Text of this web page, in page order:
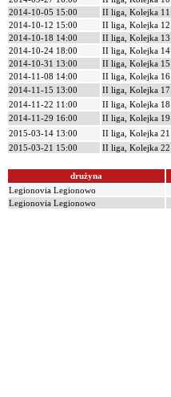
2014-10-05 15:00
II liga, Kolejka 11
2014-10-12 15:00
II liga, Kolejka 12
2014-10-18 14:00
II liga, Kolejka 13
2014-10-24 18:00
II liga, Kolejka 14
2014-10-31 13:00
II liga, Kolejka 15
2014-11-08 14:00
II liga, Kolejka 16
2014-11-15 13:00
II liga, Kolejka 17
2014-11-22 11:00
II liga, Kolejka 18
2014-11-29 16:00
II liga, Kolejka 19
2015-03-14 13:00
II liga, Kolejka 21
2015-03-21 15:00
II liga, Kolejka 22
drużyna
Legionovia Legionowo
Legionovia Legionowo